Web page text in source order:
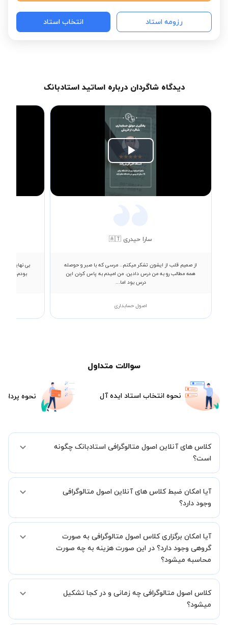
رزومه استاد انتخاب استاد
دیدگاه شاگردان درباره اساتید استادبانک
Play
Video
سارا حیدری 🇦🇹
از صمیم قلب از ایشون تشکر میکنم.. مرسی که با صبر و حوصله
همه مطالب رو به من درس دادین. من امیدم به پاس کردن این
درس بود اما...
اصول حسابداری
بودم،
سوالات متداول
نحوه انتخاب استاد ایده آل نحوه
کلاس های آنلاین اصول متالوگرافی استادبانک چگونه
است؟
شما میدهیم که استاد شما پیش از جلسه تمامی موارد لازم برای برگزاری
یک کلاس آنلاین با کیفیت و مفید را به شما توضیح خواهند داد.
آیا امکان ضبط کلاس های آنلاین اصول متالوگرافی
وجود دارد؟
کنید.
آیا امکان برگزاری کلاس اصول متالوگرافی به صورت
گروهی وجود دارد؟ در این صورت هزینه به چه صورت
محاسبه میشود؟
صورتیکه مایل هستید کلاس ها را در کنار دوستان و یا آشنایان خود به
صورت گروهی برگزار کنید، این امکان وجود دارد. در این حالت، به ازای هر
کلاس اصول متالوگرافی چه زمانی و در کجا تشکیل
میشود؟